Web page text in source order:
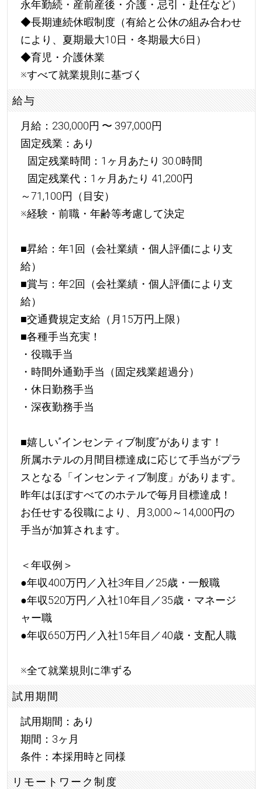
永年勤続・産前産後・介護・忌引・赴任など）
◆長期連続休暇制度（有給と公休の組み合わせ
により、夏期最大10日・冬期最大6日）
◆育児・介護休業
※すべて就業規則に基づく
給与
月給：230,000円 〜 397,000円
固定残業：あり
固定残業時間：1ヶ月あたり 30.0時間
固定残業代：1ヶ月あたり 41,200円
～71,100円（目安）
※経験・前職・年齢等考慮して決定
■昇給：年1回（会社業績・個人評価により支
給）
■賞与：年2回（会社業績・個人評価により支
給）
■交通費規定支給（月15万円上限）
■各種手当充実！
・役職手当
・時間外通勤手当（固定残業超過分）
・休日勤務手当
・深夜勤務手当
■嬉しい”インセンティブ制度”があります！
所属ホテルの月間目標達成に応じて手当がプラ
スとなる「インセンティブ制度」があります。
昨年はほぼすべてのホテルで毎月目標達成！
お任せする役職により、月3,000～14,000円の
手当が加算されます。
＜年収例＞
●年収400万円／入社3年目／25歳・一般職
●年収520万円／入社10年目／35歳・マネージ
ャー職
●年収650万円／入社15年目／40歳・支配人職
※全て就業規則に準ずる
試用期間
試用期間：あり
期間：3ヶ月
条件：本採用時と同様
リモートワーク制度